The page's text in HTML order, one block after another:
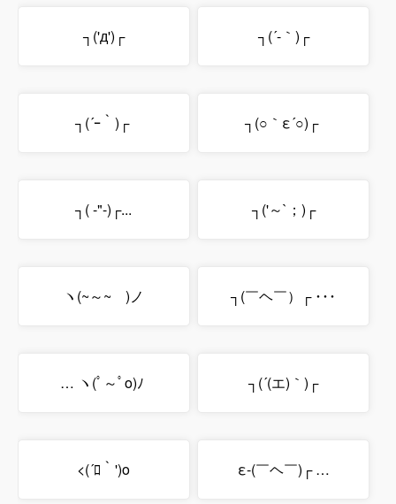
┐('д')┌ ┐(´-｀)┌
┐(´ｰ｀)┌ ┐(○｀ε´○)┌
┐( -"-)┌... ┐('～`；)┌
ヽ(~～~ )ノ ┐(￣ヘ￣）┌ ･･･
… ヽ(ﾟ～ﾟo)ﾉ ┐(´(エ)｀)┌
<(´ﾛ｀')o ε-(￣ヘ￣)┌ …